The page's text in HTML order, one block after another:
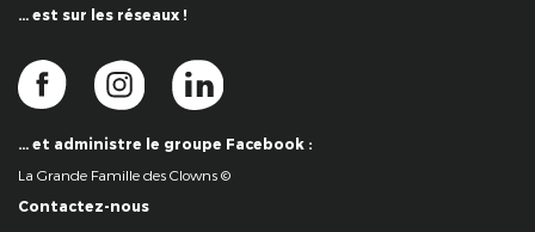
… est sur les réseaux !
… et administre le groupe Facebook :
La Grande Famille des Clowns ©
Contactez-nous